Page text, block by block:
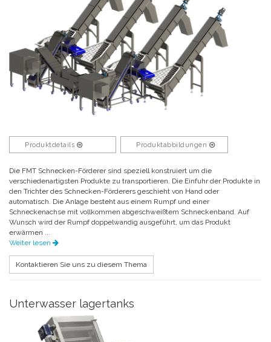
Produktdetails Produktabbildungen
Die FMT Schnecken-Förderer sind speziell konstruiert um die
verschiedenartigsten Produkte zu transportieren. Die Einfuhr der Produkte in
den Trichter des Schnecken-Förderers geschieht von Hand oder
automatisch. Die Anlage besteht aus einem Rumpf und einer
Schneckenachse mit vollkommen abgeschweißtem Schneckenband. Auf
Wunsch wird der Rumpf doppelwandig ausgeführt, um das Produkt
erwärmen ...
Weiter lesen
Kontaktieren Sie uns zu diesem Thema
Unterwasser lagertanks